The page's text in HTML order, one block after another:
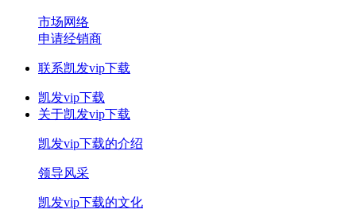
市场网络
申请经销商
联系凯发vip下载
凯发vip下载
关于凯发vip下载
凯发vip下载的介绍
领导风采
凯发vip下载的文化